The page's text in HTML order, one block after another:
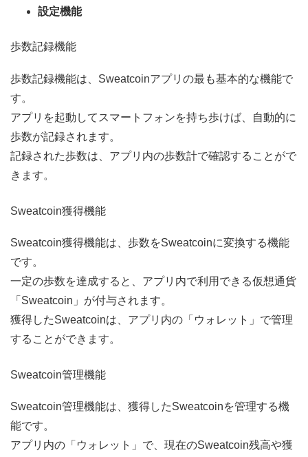
設定機能
歩数記録機能
歩数記録機能は、Sweatcoinアプリの最も基本的な機能で
す。
アプリを起動してスマートフォンを持ち歩けば、自動的に
歩数が記録されます。
記録された歩数は、アプリ内の歩数計で確認することがで
きます。
Sweatcoin獲得機能
Sweatcoin獲得機能は、歩数をSweatcoinに変換する機能
です。
一定の歩数を達成すると、アプリ内で利用できる仮想通貨
「Sweatcoin」が付与されます。
獲得したSweatcoinは、アプリ内の「ウォレット」で管理
することができます。
Sweatcoin管理機能
Sweatcoin管理機能は、獲得したSweatcoinを管理する機
能です。
アプリ内の「ウォレット」で、現在のSweatcoin残高や獲